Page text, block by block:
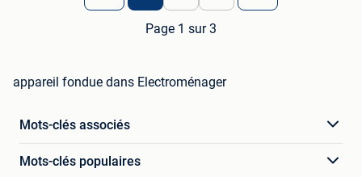
Page 1 sur 3
appareil fondue dans Electroménager
Mots-clés associés
Mots-clés populaires